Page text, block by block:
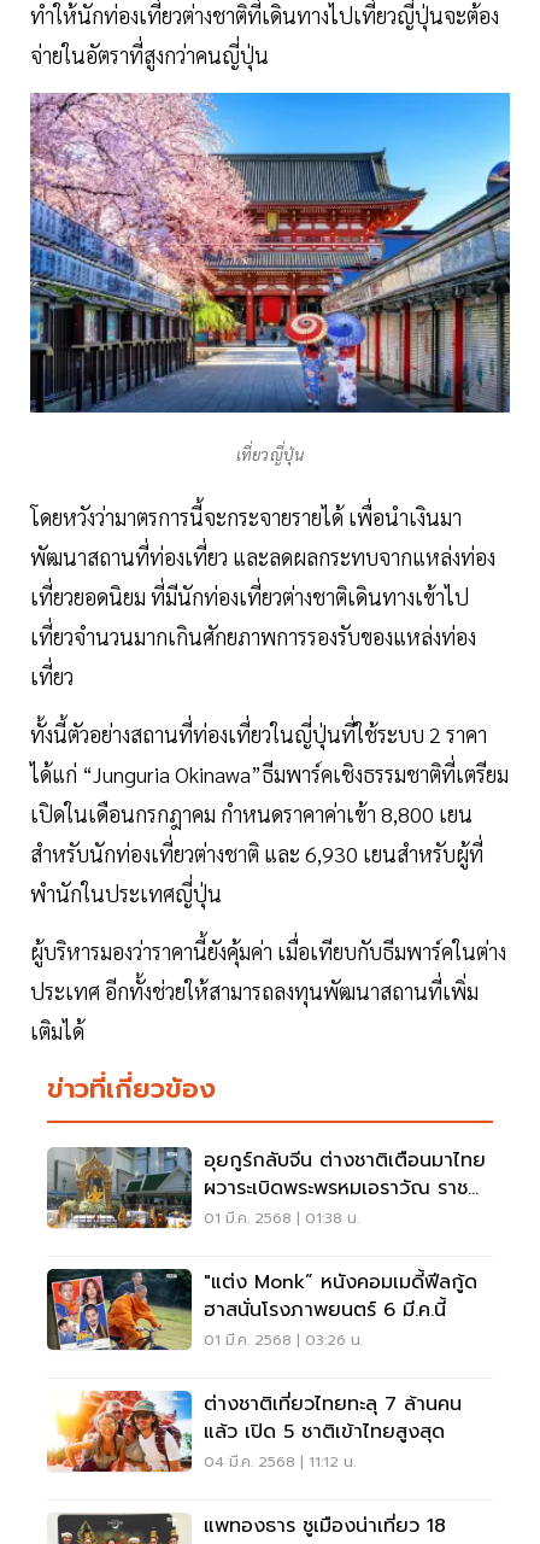
ทำให้นักท่องเที่ยวต่างชาติที่เดินทางไปเที่ยวญี่ปุ่นจะต้อง
จ่ายในอัตราที่สูงกว่าคนญี่ปุ่น
เที่ยวญี่ปุ่น
โดยหวังว่ามาตรการนี้จะกระจายรายได้ เพื่อนำเงินมา
พัฒนาสถานที่ท่องเที่ยว และลดผลกระทบจากแหล่งท่อง
เที่ยวยอดนิยม ที่มีนักท่องเที่ยวต่างชาติเดินทางเข้าไป
เที่ยวจำนวนมากเกินศักยภาพการรองรับของแหล่งท่อง
เที่ยว
ทั้งนี้ตัวอย่างสถานที่ท่องเที่ยวในญี่ปุ่นที่ใช้ระบบ 2 ราคา
ได้แก่ “Junguria Okinawa”ธีมพาร์คเชิงธรรมชาติที่เตรียม
เปิดในเดือนกรกฎาคม กำหนดราคาค่าเข้า 8,800 เยน
สำหรับนักท่องเที่ยวต่างชาติ และ 6,930 เยนสำหรับผู้ที่
พำนักในประเทศญี่ปุ่น
ผู้บริหารมองว่าราคานี้ยังคุ้มค่า เมื่อเทียบกับธีมพาร์คในต่าง
ประเทศ อีกทั้งช่วยให้สามารถลงทุนพัฒนาสถานที่เพิ่ม
เติมได้
ข่าวที่เกี่ยวข้อง
อุยกูร์กลับจีน ต่างชาติเตือนมาไทย
ผวาระเบิดพระพรหมเอราวัณ ราช
ประสงค์
01 มี.ค. 2568 | 01:38 น.
"แต่ง Monk” หนังคอมเมดี้ฟีลกู้ด
ฮาสนั่นโรงภาพยนตร์ 6 มี.ค.นี้
01 มี.ค. 2568 | 03:26 น.
ต่างชาติเที่ยวไทยทะลุ 7 ล้านคน
แล้ว เปิด 5 ชาติเข้าไทยสูงสุด
04 มี.ค. 2568 | 11:12 น.
แพทองธาร ชูเมืองน่าเที่ยว 18